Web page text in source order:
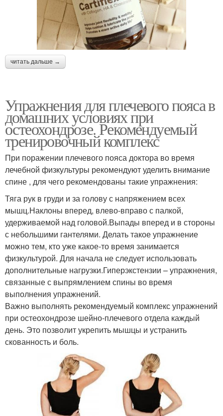
читать дальше →
Упражнения для плечевого пояса в
домашних условиях при
остеохондрозе. Рекомендуемый
тренировочный комплекс
При поражении плечевого пояса доктора во время
лечебной физкультуры рекомендуют уделить внимание
спине , для чего рекомендованы такие упражнения:
Тяга рук в груди и за голову с напряжением всех
мышц.Наклоны вперед, влево-вправо с палкой,
удерживаемой над головой.Выпады вперед и в стороны
с небольшими гантелями. Делать такое упражнение
можно тем, кто уже какое-то время занимается
физкультурой. Для начала не следует использовать
дополнительные нагрузки.Гиперэкстензии – упражнения,
связанные с выпрямлением спины во время
выполнения упражнений.
Важно выполнять рекомендуемый комплекс упражнений
при остеохондрозе шейно-плечевого отдела каждый
день. Это позволит укрепить мышцы и устранить
скованность и боль.